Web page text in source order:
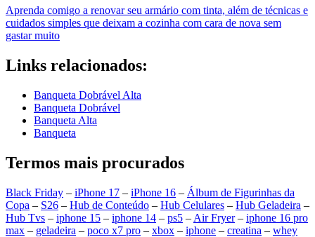
Aprenda comigo a renovar seu armário com tinta, além de técnicas e
cuidados simples que deixam a cozinha com cara de nova sem
gastar muito
Links relacionados:
Banqueta Dobrável Alta
Banqueta Dobrável
Banqueta Alta
Banqueta
Termos mais procurados
Black Friday – iPhone 17 – iPhone 16 – Álbum de Figurinhas da
Copa – S26 – Hub de Conteúdo – Hub Celulares – Hub Geladeira –
Hub Tvs – iphone 15 – iphone 14 – ps5 – Air Fryer– iphone 16 pro
max – geladeira – poco x7 pro – xbox – iphone – creatina – whey